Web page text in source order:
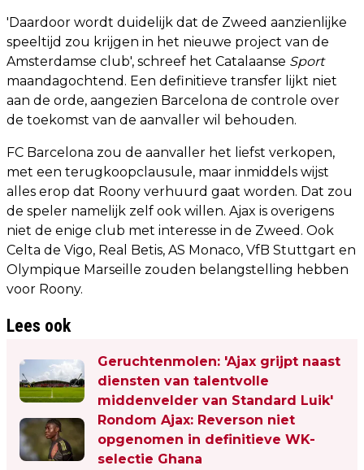
'Daardoor wordt duidelijk dat de Zweed aanzienlijke
speeltijd zou krijgen in het nieuwe project van de
Amsterdamse club', schreef het Catalaanse Sport
maandagochtend. Een definitieve transfer lijkt niet
aan de orde, aangezien Barcelona de controle over
de toekomst van de aanvaller wil behouden.
FC Barcelona zou de aanvaller het liefst verkopen,
met een terugkoopclausule, maar inmiddels wijst
alles erop dat Roony verhuurd gaat worden. Dat zou
de speler namelijk zelf ook willen. Ajax is overigens
niet de enige club met interesse in de Zweed. Ook
Celta de Vigo, Real Betis, AS Monaco, VfB Stuttgart en
Olympique Marseille zouden belangstelling hebben
voor Roony.
Lees ook
Geruchtenmolen: 'Ajax grijpt naast
diensten van talentvolle
middenvelder van Standard Luik'
Rondom Ajax: Reverson niet
opgenomen in definitieve WK-
selectie Ghana